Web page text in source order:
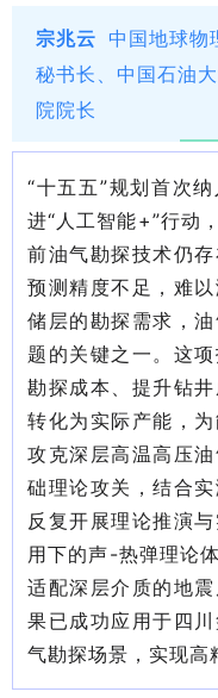
宗兆云 中国地球物
秘书长、中国石油
院院长
“十五五”规划首次
进“人工智能+”行动
前油气勘探技术仍
预测精度不足，难
储层的勘探需求，
题的关键之一。这
勘探成本、提升钻
转化为实际产能，
攻克深层高温高压
础理论攻关，结合
反复开展理论推演
用下的声-热弹理论
适配深层介质的地
果已成功应用于四
气勘探场景，实现高